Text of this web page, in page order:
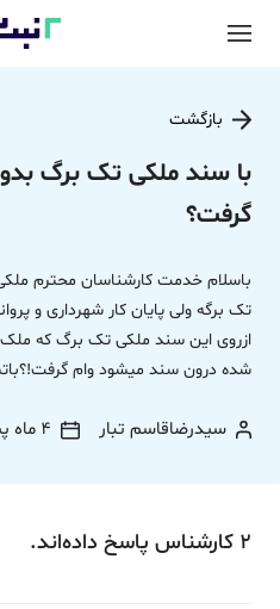
بازگشت
با سند ملکی تک برگ
گرفت؟
باسلام خدمت کارشناسان محترم
تک برگه ولی پایان کار شهرداری و
ازروی این سند ملکی تک برگ که
شده درون سند میشود وام
سیدرضاقاسم تبار 4 ماه پیش
2 کارشناس پاسخ داده‌اند.